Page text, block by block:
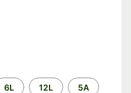
6L 12L 5A